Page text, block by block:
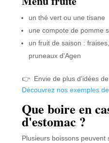
un thé vert ou une tisane
une compote de pomme
un fruit de saison :
pruneaux d'Agen
👉 Envie de plus d'idées
Découvrez nos exemples
Que boire en
d'estomac ?
Plusieurs boissons